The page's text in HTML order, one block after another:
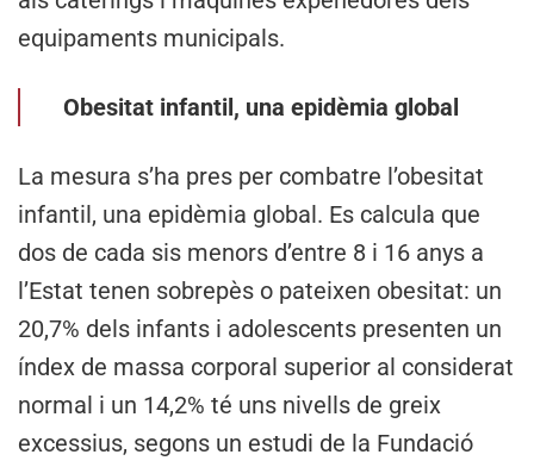
equipaments municipals.
Obesitat infantil, una epidèmia global
La mesura s’ha pres per combatre l’obesitat
infantil, una epidèmia global. Es calcula que
dos de cada sis menors d’entre 8 i 16 anys a
l’Estat tenen sobrepès o pateixen obesitat: un
20,7% dels infants i adolescents presenten un
índex de massa corporal superior al considerat
normal i un 14,2% té uns nivells de greix
excessius, segons un estudi de la Fundació